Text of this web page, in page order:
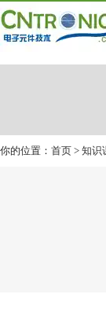
你的位置： 首页 > 知识